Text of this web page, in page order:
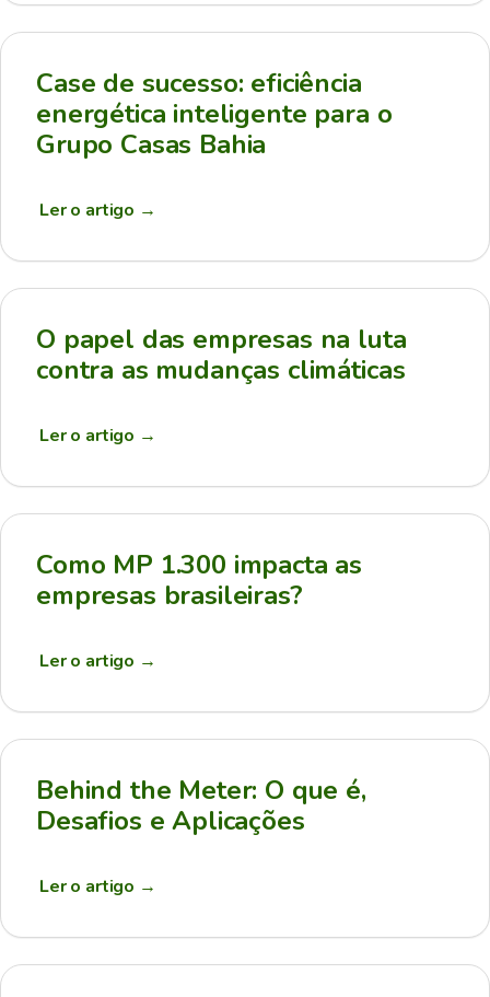
Case de sucesso: eficiência
energética inteligente para o
Grupo Casas Bahia
Ler o artigo →
O papel das empresas na luta
contra as mudanças climáticas
Ler o artigo →
Como MP 1.300 impacta as
empresas brasileiras?
Ler o artigo →
Behind the Meter: O que é,
Desafios e Aplicações
Ler o artigo →